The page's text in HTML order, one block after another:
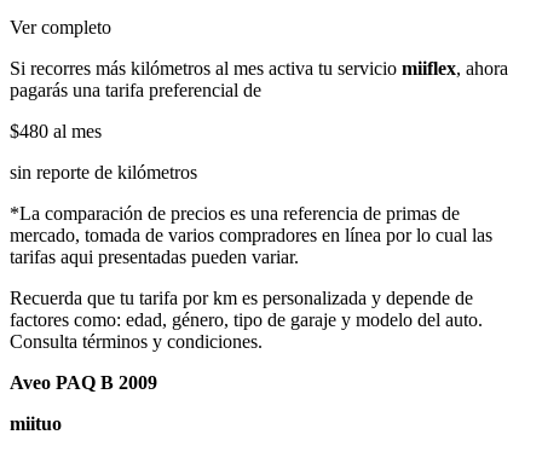
Ver completo
Si recorres más kilómetros al mes activa tu servicio miiflex, ahora
pagarás una tarifa preferencial de
$480 al mes
sin reporte de kilómetros
*La comparación de precios es una referencia de primas de
mercado, tomada de varios compradores en línea por lo cual las
tarifas aqui presentadas pueden variar.
Recuerda que tu tarifa por km es personalizada y depende de
factores como: edad, género, tipo de garaje y modelo del auto.
Consulta términos y condiciones.
Aveo PAQ B 2009
miituo